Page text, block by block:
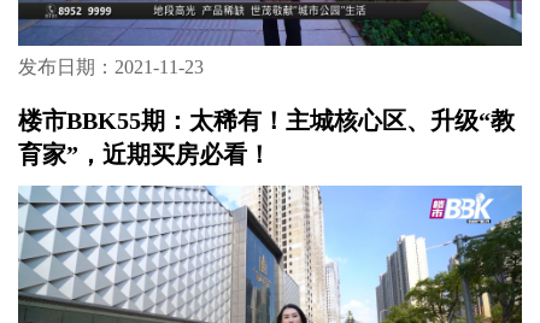
发布日期：2021-11-23
楼市BBK55期：太稀有！主城核心区、升级“教
育家”，近期买房必看！